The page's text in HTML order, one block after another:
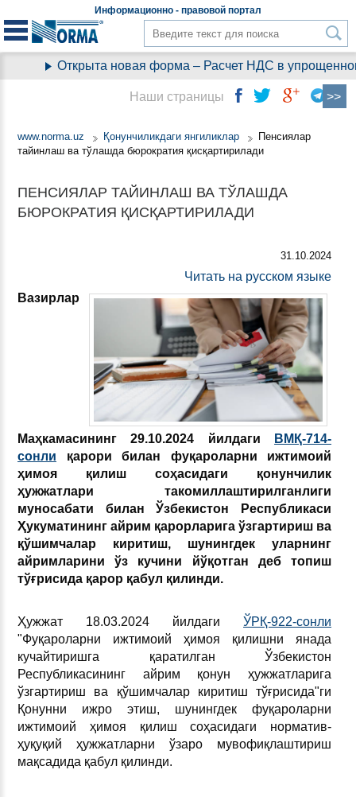
Информационно - правовой портал
Открыта новая форма – Расчет НДС в
www.norma.uz Қонунчиликдаги янгиликлар
Пенсиялар
тайинлаш ва тўлашда бюрократия қисқартирилади
ПЕНСИЯЛАР ТАЙИНЛАШ ВА ТЎЛАШДА
БЮРОКРАТИЯ ҚИСҚАРТИРИЛАДИ
31.10.2024
Читать на русском языке
Вазирлар
Маҳкамасининг 29.10.2024 йилдаги
ВМҚ-714-
сонли қарори билан фуқароларни ижтимоий
ҳимоя қилиш соҳасидаги қонунчилик
ҳужжатлари такомиллаштирилганлиги
муносабати билан Ўзбекистон Республикаси
Ҳукуматининг айрим қарорларига ўзгартириш ва
қўшимчалар киритиш, шунингдек уларнинг
айримларини ўз кучини йўқотган деб топиш
тўғрисида қарор қабул қилинди.
Ҳужжат 18.03.2024 йилдагиЎРҚ-922-сонли
"Фуқароларни ижтимоий ҳимоя қилишни янада
кучайтиришга қаратилган Ўзбекистон
Республикасининг айрим қонун ҳужжатларига
ўзгартириш ва қўшимчалар киритиш тўғрисида"ги
Қонунни ижро этиш, шунингдек фуқароларни
ижтимоий ҳимоя қилиш соҳасидаги норматив-
ҳуқуқий ҳужжатларни ўзаро мувофиқлаштириш
мақсадида қабул қилинди.
Наши страницы